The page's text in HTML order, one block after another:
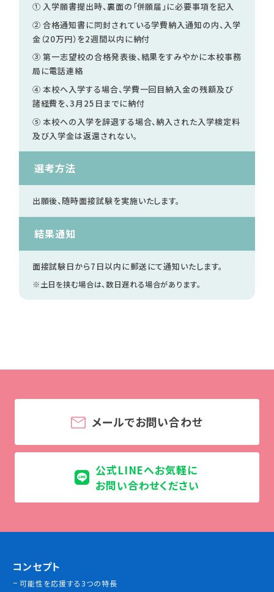
キャンパスライフ
学生カフェ営業インフォメーション
コックコート紹介
訪問者別
高校生の方へ
留学生の方へ(for Foreign Student)
企業担当者の方へ
保護者の方へ
アクセス
職員採用情報
① 入学願書提出時、裏面の「併願届」に必要事項を記入
② 合格通知書に同封されている学費納入通知の内、入学
金（20万円）を2週間以内に納付
③ 第一志望校の合格発表後、結果をすみやかに本校事務
局に電話連絡
④ 本校へ入学する場合、学費一回目納入金の残額及び
諸経費を、3月25日までに納付
⑤ 本校への入学を辞退する場合、納入された入学検定料
及び入学金は返還されない。
選考方法
出願後、随時面接試験を実施いたします。
結果通知
面接試験日から7日以内に郵送にて通知いたします。
※土日を挟む場合は、数日遅れる場合があります。
メールでお問い合わせ
公式LINEへお気軽に
お問い合わせください
コンセプト
可能性を応援する3つの特長